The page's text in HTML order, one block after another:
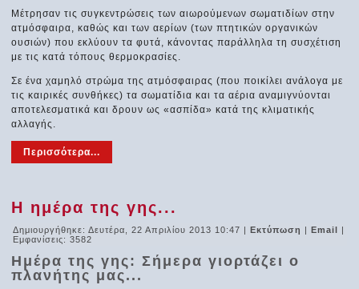
Μέτρησαν τις συγκεντρώσεις των αιωρούμενων σωματιδίων στην
ατμόσφαιρα, καθώς και των αερίων (των πτητικών οργανικών
ουσιών) που εκλύουν τα φυτά, κάνοντας παράλληλα τη συσχέτιση
με τις κατά τόπους θερμοκρασίες.
Σε ένα χαμηλό στρώμα της ατμόσφαιρας (που ποικίλει ανάλογα με
τις καιρικές συνθήκες) τα σωματίδια και τα αέρια αναμιγνύονται
αποτελεσματικά και δρουν ως «ασπίδα» κατά της κλιματικής
αλλαγής.
Περισσότερα...
Η ημέρα της γης...
Δημιουργήθηκε: Δευτέρα, 22 Απριλίου 2013 10:47 |Εκτύπωση |Email |
Εμφανίσεις: 3582
Ημέρα της γης: Σήμερα γιορτάζει ο
πλανήτης μας...